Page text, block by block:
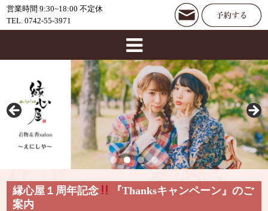
営業時間 9:30~18:00 不定休
TEL. 0742-55-3971
縁心屋１周年記念
『Thanksキャンペーン』のご
案内